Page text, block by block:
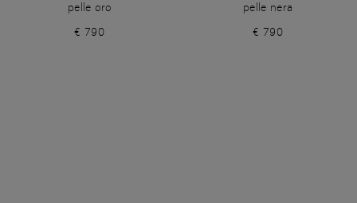
pelle oro
€ 790
pelle nera
€ 790